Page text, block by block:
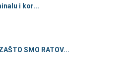
i kor...
SMO RATOV...